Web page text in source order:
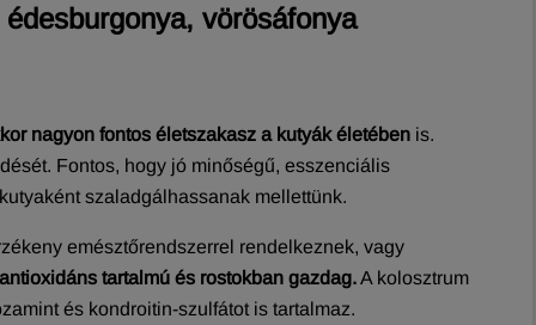
vörösáfonya
nagyon fontos életszakasz a kutyák életében is.
Fontos, hogy jó minőségű, esszenciális
szaladgálhassanak mellettünk.
emésztőrendszerrel rendelkeznek, vagy
tartalmú és rostokban gazdag.A kolosztrum
és kondroitin-szulfátot is tartalmaz.